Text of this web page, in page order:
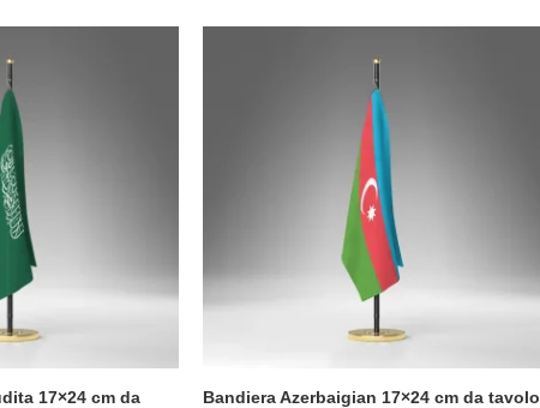
17×24 cm da
Bandiera Azerbaigian 17×24 cm da tavolo